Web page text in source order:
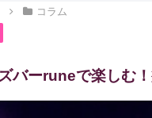
コラム
バーruneで楽しむ